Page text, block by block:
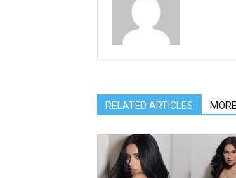
RELATED ARTICLES